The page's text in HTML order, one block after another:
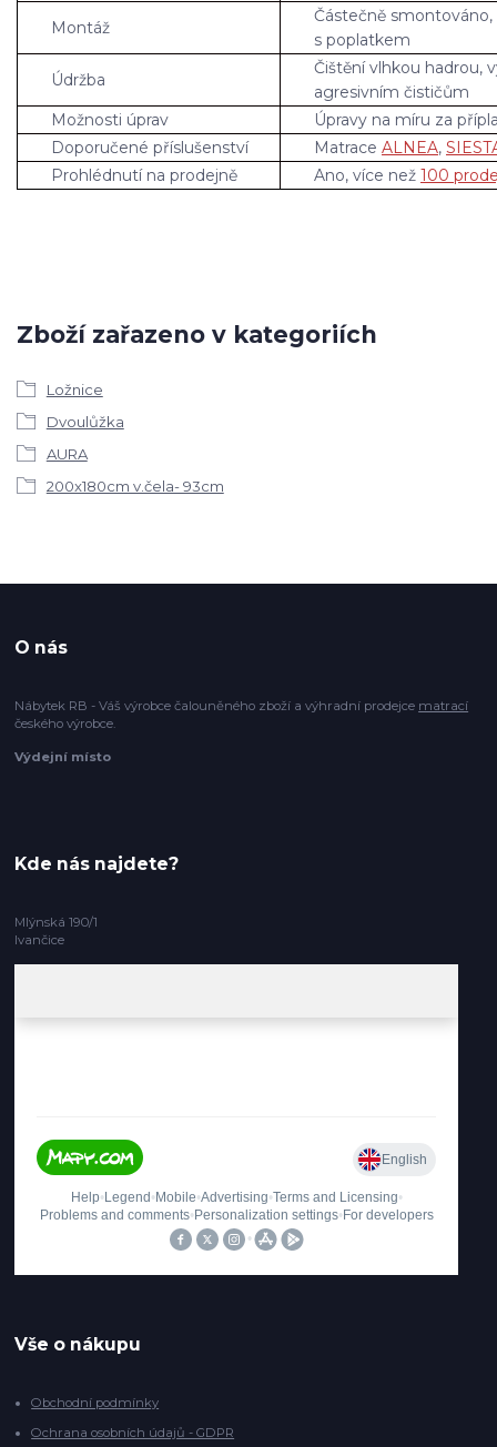
Montáž
Částečně
s poplatkem
Údržba
Čištění vlhkou hadrou,
agresivním čističům
Možnosti úprav
Úpravy na míru za
Doporučené příslušenství
Matrace ALNEA,
Prohlédnutí na prodejně
Ano, více než 100
Zboží zařazeno v kategoriích
Ložnice
Dvoulůžka
AURA
200x180cm v.čela- 93cm
O nás
Nábytek RB - Váš výrobce čalouněného zboží a výhradní prodejce matrací
českého výrobce.
Výdejní místo
Kde nás najdete?
Mlýnská 190/1
Ivančice
Vše o nákupu
Obchodní podmínky
Ochrana osobních údajů - GDPR